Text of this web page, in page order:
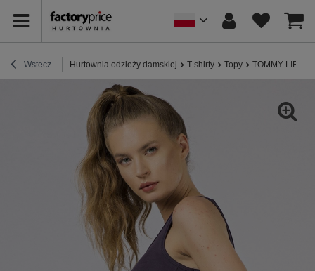
Wstecz Hurtownia odzieży damskiej T-shirty Topy TOMMY LIFE